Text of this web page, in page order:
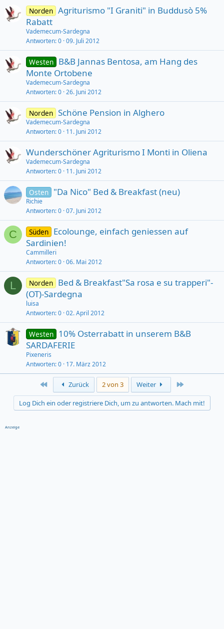
Norden Agriturismo "I Graniti" in Buddusò 5%
Rabatt
Vademecum-Sardegna
Antworten 0 09. Juli 2012
Westen B&B Jannas Bentosa, am Hang des
Monte Ortobene
Vademecum-Sardegna
Antworten 0 26. Juni 2012
Norden Schöne Pension in Alghero
Vademecum-Sardegna
Antworten 0 11. Juni 2012
Wunderschöner Agriturismo I Monti in Oliena
Vademecum-Sardegna
Antworten 0 11. Juni 2012
Osten "Da Nico" Bed & Breakfast (neu)
Richie
Antworten 0 07. Juni 2012
C Süden Ecolounge, einfach geniessen auf
Sardinien!
Cammilleri
Antworten 0 06. Mai 2012
L Norden Bed & Breakfast"Sa rosa e su trapperi"-
(OT)-Sardegna
luisa
Antworten 0 02. April 2012
Westen 10% Osterrabatt in unserem B&B
SARDAFERIE
Pixeneris
Antworten 0 17. März 2012
First Zurück 2 von 3 Weiter
Log Dich ein oder registriere Dich, um zu antworten. Mach mit!
Anzeige